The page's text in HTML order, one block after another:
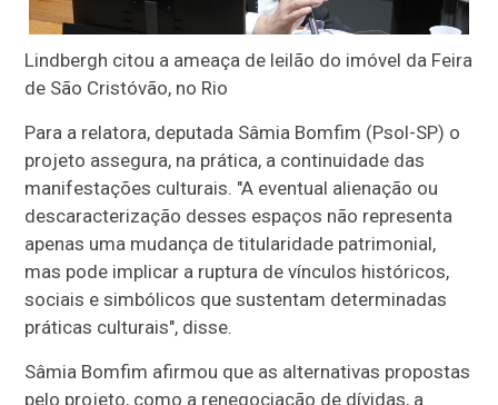
Lindbergh citou a ameaça de leilão do imóvel da Feira
de São Cristóvão, no Rio
Para a relatora, deputada Sâmia Bomfim (Psol-SP) o
projeto assegura, na prática, a continuidade das
manifestações culturais. "A eventual alienação ou
descaracterização desses espaços não representa
apenas uma mudança de titularidade patrimonial,
mas pode implicar a ruptura de vínculos históricos,
sociais e simbólicos que sustentam determinadas
práticas culturais", disse.
Sâmia Bomfim afirmou que as alternativas propostas
pelo projeto, como a renegociação de dívidas, a